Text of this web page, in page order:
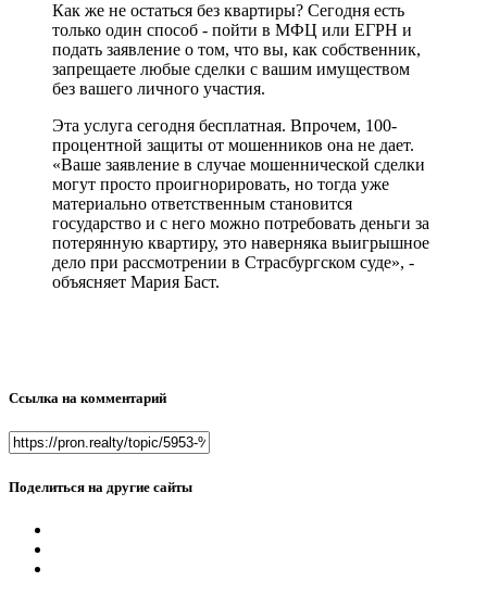
Как же не остаться без квартиры? Сегодня есть
только один способ - пойти в МФЦ или ЕГРН и
подать заявление о том, что вы, как собственник,
запрещаете любые сделки с вашим имуществом
без вашего личного участия.
Эта услуга сегодня бесплатная. Впрочем, 100-
процентной защиты от мошенников она не дает.
«Ваше заявление в случае мошеннической сделки
могут просто проигнорировать, но тогда уже
материально ответственным становится
государство и с него можно потребовать деньги за
потерянную квартиру, это наверняка выигрышное
дело при рассмотрении в Страсбургском суде», -
объясняет Мария Баст.
Ссылка на комментарий
Поделиться на другие сайты